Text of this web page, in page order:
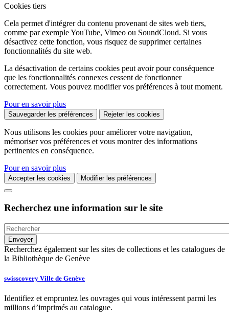
Cookies tiers
Cela permet d'intégrer du contenu provenant de sites web tiers,
comme par exemple YouTube, Vimeo ou SoundCloud. Si vous
désactivez cette fonction, vous risquez de supprimer certaines
fonctionnalités du site web.
La désactivation de certains cookies peut avoir pour conséquence
que les fonctionnalités connexes cessent de fonctionner
correctement. Vous pouvez modifier vos préférences à tout moment.
Pour en savoir plus
Sauvegarder les préférences Rejeter les cookies
Nous utilisons les cookies pour améliorer votre navigation,
mémoriser vos préférences et vous montrer des informations
pertinentes en conséquence.
Pour en savoir plus
Accepter les cookies Modifier les préférences
Recherchez une information sur le site
Recherchez également sur les sites de collections et les catalogues de
la Bibliothèque de Genève
swisscovery Ville de Genève
Identifiez et empruntez les ouvrages qui vous intéressent parmi les
millions d’imprimés au catalogue.